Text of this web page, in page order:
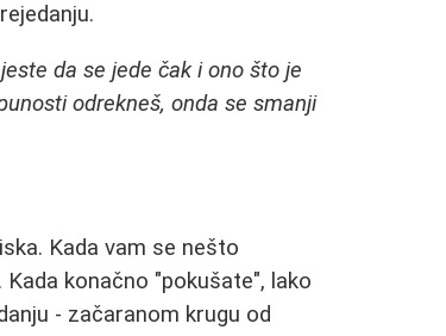
da se jede čak i ono što je
odrekneš, onda se smanji
Kada vam se nešto
konačno "pokušate", lako
- začaranom krugu od